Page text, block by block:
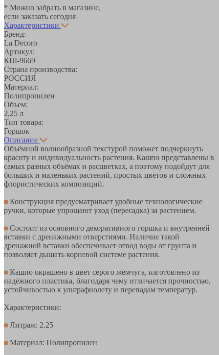
* Можно забрать в магазине,
если заказать сегодня
Характеристики
Бренд:
La Decoro
Артикул:
КШ-9669
Страна производства:
РОССИЯ
Материал:
Полипропилен
Объем:
2,25 л
Тип товара:
Горшок
Описание
Объёмной волнообразной текстурой поможет подчеркнуть
красоту и индивидуальность растения. Кашпо представлены в
самых разных объёмах и расцветках, а поэтому подойдут для
больших и маленьких растений, простых цветов и сложных
флористических композиций.
Конструкция предусматривает удобные технологические
ручки, которые упрощают уход (пересадка) за растением.
Состоит из основного декоративного горшка и внутренней
вставки с дренажными отверстиями. Наличие такой
дренажной вставки обеспечивает отвод воды от грунта и
позволяет дышать корневой системе растения.
Кашпо окрашено в цвет серого жемчуга, изготовлено из
надёжного пластика, благодаря чему отличается прочностью,
устойчивостью к ультрафиолету и перепадам температур.
Характеристики:
Литраж: 2.25
Материал: Полипропилен